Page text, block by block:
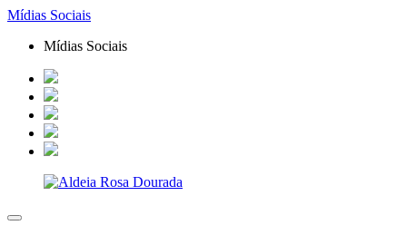
Mídias Sociais
Mídias Sociais